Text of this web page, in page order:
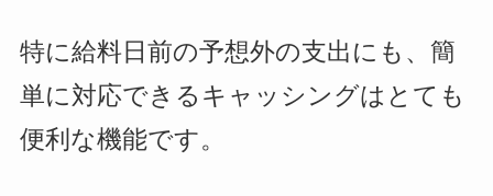
特に給料日前の予想外の支出にも、簡
単に対応できるキャッシングはとても
便利な機能です。